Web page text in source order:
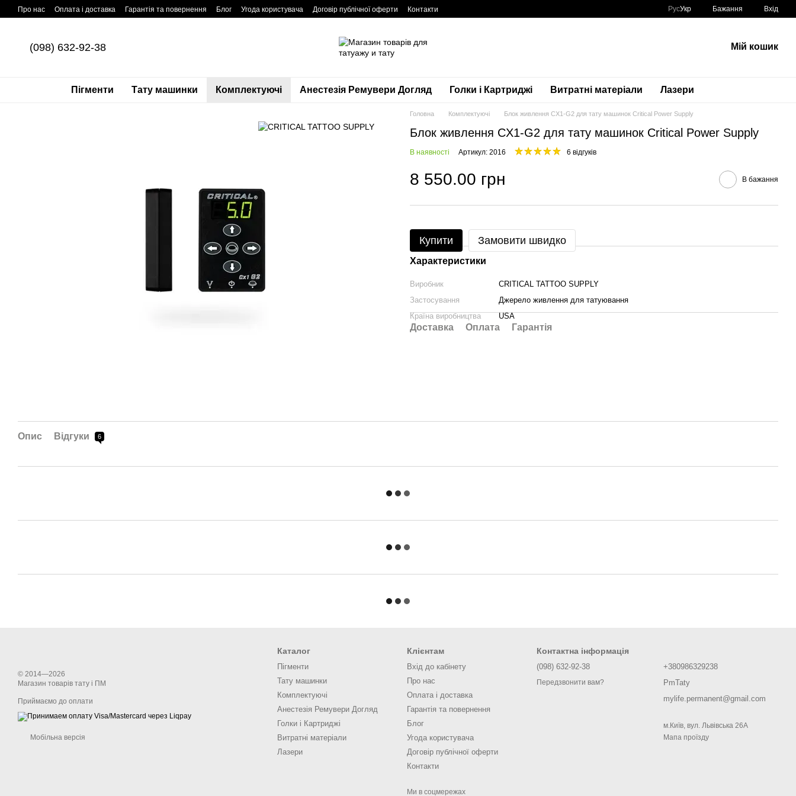
Перейти до основного контенту
Про нас Оплата і доставка Гарантія та повернення Блог Угода користувача Договір публічної оферти Контакти РусУкр Бажання Вхід
(098) 632-92-38 Мій кошик
Пігменти Тату машинки Комплектуючі Анестезія Ремувери Догляд Голки і Картриджі Витратні матеріали Лазери
Головна Комплектуючі Блок живлення CX1-G2 для тату машинок Critical Power Supply
Блок живлення CX1-G2 для тату машинок Critical Power Supply
В наявності Артикул: 2016 6 відгуків
8 550.00 грн В бажання
Купити Замовити швидко
Характеристики
Виробник
CRITICAL TATTOO SUPPLY
Застосування
Джерело живлення для татуювання
Країна виробництва
USA
Доставка Оплата Гарантія
Опис Відгуки 6
© 2014—2026
Магазин товарів тату і ПМ
Приймаємо до оплати
Мобільна версія
Каталог
Пігменти
Тату машинки
Комплектуючі
Анестезія Ремувери Догляд
Голки і Картриджі
Витратні матеріали
Лазери
Клієнтам
Вхід до кабінету
Про нас
Оплата і доставка
Гарантія та повернення
Блог
Угода користувача
Договір публічної оферти
Контакти
Ми в соцмережах
Контактна інформація
(098) 632-92-38
Передзвонити вам?
+380986329238
PmTaty
mylife.permanent@gmail.com
м.Київ, вул. Львівська 26А
Мапа проїзду